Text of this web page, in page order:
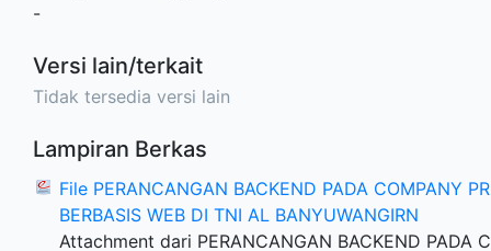
-
Versi lain/terkait
Tidak tersedia versi lain
Lampiran Berkas
File PERANCANGAN BACKEND PADA COMPANY
BERBASIS WEB DI TNI AL BANYUWANGIRN
Attachment dari PERANCANGAN BACKEND PADA